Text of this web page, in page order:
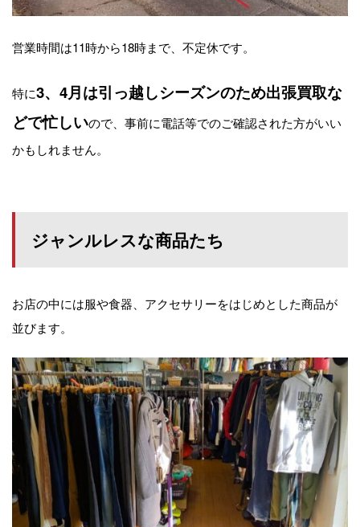
営業時間は11時から18時まで、不定休です。
特に3、4月は引っ越しシーズンのため出張買取な
どで忙しいので、事前に電話等でのご確認された方がいい
かもしれません。
ジャンルレスな商品たち
お店の中には服や食器、アクセサリーをはじめとした商品が
並びます。